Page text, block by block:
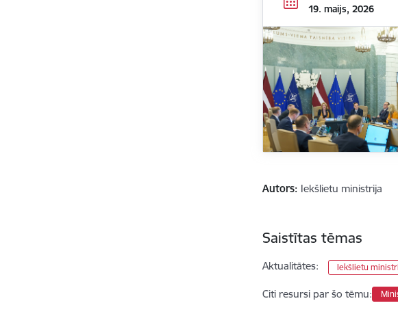
19. maijs, 2026
Autors: Iekšlietu ministrija
Saistītas tēmas
Aktualitātes: Iekšlietu
Citi resursi par šo tēmu: